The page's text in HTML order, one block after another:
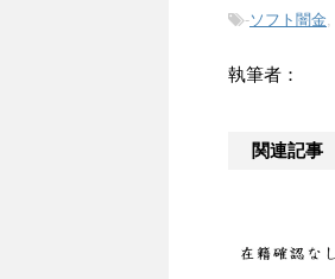
-ソフト闇金,
執筆者：
関連記事